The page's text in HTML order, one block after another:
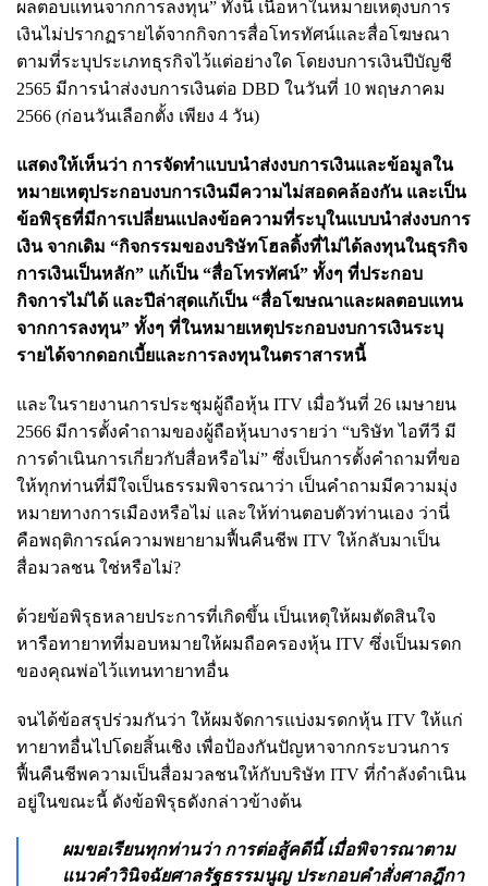
ผลตอบแทนจากการลงทุน” ทั้งนี้ เนื้อหาในหมายเหตุงบการ
เงินไม่ปรากฏรายได้จากกิจการสื่อโทรทัศน์และสื่อโฆษณา
ตามที่ระบุประเภทธุรกิจไว้แต่อย่างใด โดยงบการเงินปีบัญชี
2565 มีการนำส่งงบการเงินต่อ DBD ในวันที่ 10 พฤษภาคม
2566 (ก่อนวันเลือกตั้ง เพียง 4 วัน)
แสดงให้เห็นว่า การจัดทำแบบนำส่งงบการเงินและข้อมูลใน
หมายเหตุประกอบงบการเงินมีความไม่สอดคล้องกัน และเป็น
ข้อพิรุธที่มีการเปลี่ยนแปลงข้อความที่ระบุในแบบนำส่งงบการ
เงิน จากเดิม “กิจกรรมของบริษัทโฮลดิ้งที่ไม่ได้ลงทุนในธุรกิจ
การเงินเป็นหลัก” แก้เป็น “สื่อโทรทัศน์” ทั้งๆ ที่ประกอบ
กิจการไม่ได้ และปีล่าสุดแก้เป็น “สื่อโฆษณาและผลตอบแทน
จากการลงทุน” ทั้งๆ ที่ในหมายเหตุประกอบงบการเงินระบุ
รายได้จากดอกเบี้ยและการลงทุนในตราสารหนี้
และในรายงานการประชุมผู้ถือหุ้น ITV เมื่อวันที่ 26 เมษายน
2566 มีการตั้งคำถามของผู้ถือหุ้นบางรายว่า “บริษัท ไอทีวี มี
การดำเนินการเกี่ยวกับสื่อหรือไม่” ซึ่งเป็นการตั้งคำถามที่ขอ
ให้ทุกท่านที่มีใจเป็นธรรมพิจารณาว่า เป็นคำถามมีความมุ่ง
หมายทางการเมืองหรือไม่ และให้ท่านตอบตัวท่านเอง ว่านี่
คือพฤติการณ์ความพยายามฟื้นคืนชีพ ITV ให้กลับมาเป็น
สื่อมวลชน ใช่หรือไม่?
ด้วยข้อพิรุธหลายประการที่เกิดขึ้น เป็นเหตุให้ผมตัดสินใจ
หารือทายาทที่มอบหมายให้ผมถือครองหุ้น ITV ซึ่งเป็นมรดก
ของคุณพ่อไว้แทนทายาทอื่น
จนได้ข้อสรุปร่วมกันว่า ให้ผมจัดการแบ่งมรดกหุ้น ITV ให้แก่
ทายาทอื่นไปโดยสิ้นเชิง เพื่อป้องกันปัญหาจากกระบวนการ
ฟื้นคืนชีพความเป็นสื่อมวลชนให้กับบริษัท ITV ที่กำลังดำเนิน
อยู่ในขณะนี้ ดังข้อพิรุธดังกล่าวข้างต้น
ผมขอเรียนทุกท่านว่า การต่อสู้คดีนี้ เมื่อพิจารณาตาม
แนวคำวินิจฉัยศาลรัฐธรรมนูญ ประกอบคำสั่งศาลฎีกา